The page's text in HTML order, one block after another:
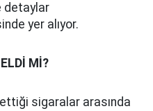
detaylar
yer alıyor.
Mİ?
sigaralar arasında